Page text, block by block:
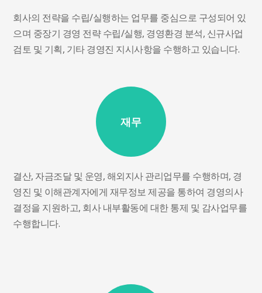
회사의 전략을 수립/실행하는 업무를 중심으로 구성되어 있
으며 중장기 경영 전략 수립/실행, 경영환경 분석, 신규사업
검토 및 기획, 기타 경영진 지시사항을 수행하고 있습니다.
재무
결산, 자금조달 및 운영, 해외지사 관리업무를 수행하며, 경
영진 및 이해관계자에게 재무정보 제공을 통하여 경영의사
결정을 지원하고, 회사 내부활동에 대한 통제 및 감사업무를
수행합니다.